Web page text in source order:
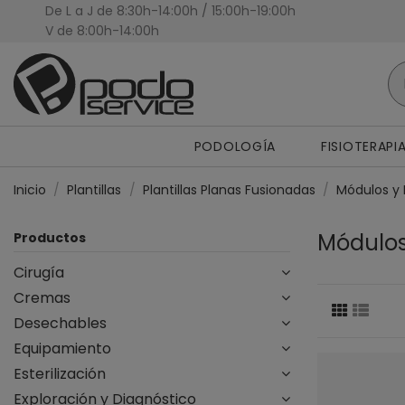
De L a J de 8:30h-14:00h / 15:00h-19:00h
V de 8:00h-14:00h
Presupuestos Personalizados
PODOLOGÍA FISIOTERAPIA
Inicio Plantillas Plantillas Planas Fusionadas Módulos y
Productos
Cirugía
Cremas
Desechables
Equipamiento
Esterilización
Exploración y Diagnóstico